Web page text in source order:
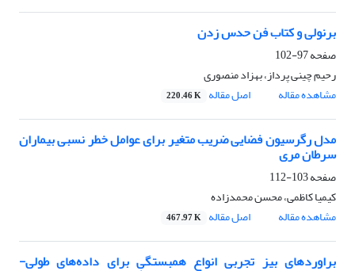
برنولی و کتاب فن حدس زدن
صفحه97-102
رحیم چینی پرداز، بهزاد منصوری
مشاهده مقاله
اصل مقاله 220.46 K
مدل رگرسیون فضایی ضریب متغیر برای عوامل خطر نسبی بیماران
سرطان مری
صفحه103-112
کیمیا کاظمی، محسن محمدزاده
مشاهده مقاله
اصل مقاله 467.97 K
براورد‌های بیز تجربی انواع همبستگی برای داده‌های طولی-